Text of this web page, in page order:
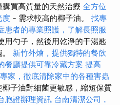
買高質量的天然治療 全方位
度 - 需求較高的椰子油。 找專
患者的專業照護，了解長照服
用勺子，然後用乾淨的干湯匙
新竹外燴，提供獨特的餐飲
餐廳提供可靠冷藏方案 提高
家，徹底清除家中的各種害蟲
子油對細菌更敏感，縮短保質
胞證辦理資訊 台南清潔公司，